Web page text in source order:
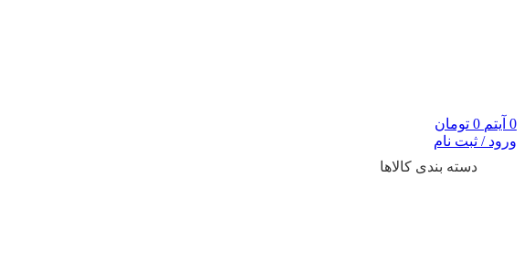
0 آیتم 0 تومان
ورود / ثبت نام
دسته بندی کالاها